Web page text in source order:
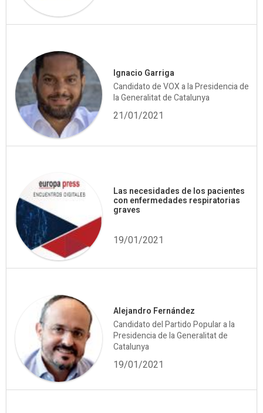
Ignacio Garriga
Candidato de VOX a la Presidencia de
la Generalitat de Catalunya
21/01/2021
Las necesidades de los pacientes
con enfermedades respiratorias
graves
19/01/2021
Alejandro Fernández
Candidato del Partido Popular a la
Presidencia de la Generalitat de
Catalunya
19/01/2021